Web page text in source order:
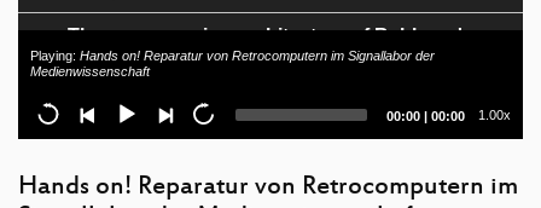
The programming architecture of Babbage's
Analytical Engine
Analyse und Reparatur eines Z80-Systems aus der
Schrottkiste
Computersammeln als Hobby
Playing: Hands on! Reparatur von Retrocomputern im Signallabor der
Medienwissenschaft
Current
00:00 | Total
00:00 1.00x
Hands on! Reparatur von Retrocomputern im